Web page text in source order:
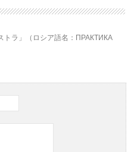
トラ」（ロシア語名：ПРАКТИКА